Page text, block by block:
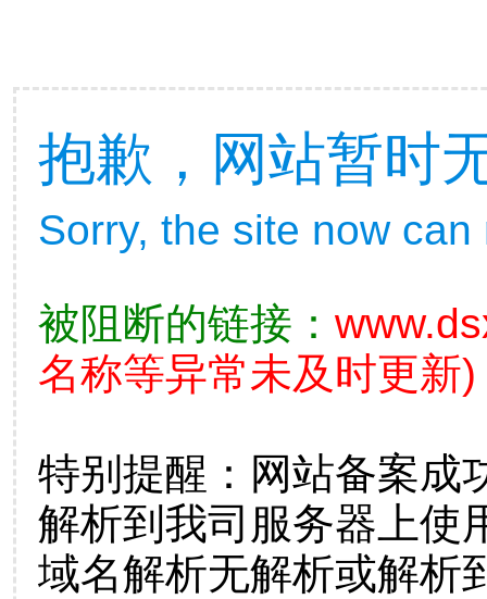
抱歉，网站暂时
Sorry, the site now
被阻断的链接：
名称等异常未及时更新)
特别提醒：网站备案成
解析到我司服务器上使
域名解析无解析或解析